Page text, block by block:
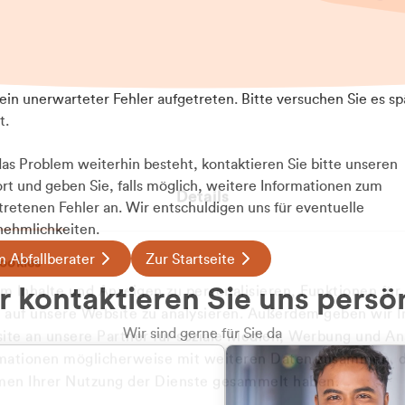
Details
Inhalte und Anzeigen zu personalisieren, Funktionen für
auf unsere Website zu analysieren. Außerdem geben wir
an unsere Partner für soziale Medien, Werbung und
möglicherweise mit weiteren Daten zusammen,
Ihrer Nutzung der Dienste gesammelt haben.
ein unerwarteter Fehler aufgetreten. Bitte versuchen Sie es
Problem weiterhin besteht, kontaktieren Sie bitte unseren
und geben Sie, falls möglich, weitere Informationen zum
Fehler an. Wir entschuldigen uns für eventuelle
Abfallberater Zur Startseite
kontaktieren Sie uns
Wir sind gerne für Sie da